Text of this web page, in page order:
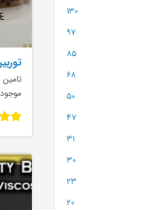
130
97
85
68
50
47
31
30
23
20